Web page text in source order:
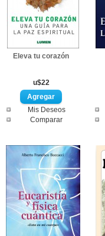
Eleva tu corazón
u$22
Mis Deseos
Comparar